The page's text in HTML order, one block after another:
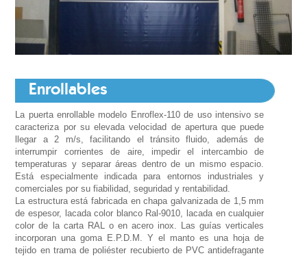
Enrollables
La puerta enrollable modelo Enroflex-110 de uso intensivo se
caracteriza por su elevada velocidad de apertura que puede
llegar a 2 m/s, facilitando el tránsito fluido, además de
interrumpir corrientes de aire, impedir el intercambio de
temperaturas y separar áreas dentro de un mismo espacio.
Está especialmente indicada para entornos industriales y
comerciales por su fiabilidad, seguridad y rentabilidad.
La estructura está fabricada en chapa galvanizada de 1,5 mm
de espesor, lacada color blanco Ral-9010, lacada en cualquier
color de la carta RAL o en acero inox. Las guías verticales
incorporan una goma E.P.D.M. Y el manto es una hoja de
tejido en trama de poliéster recubierto de PVC antidefragante